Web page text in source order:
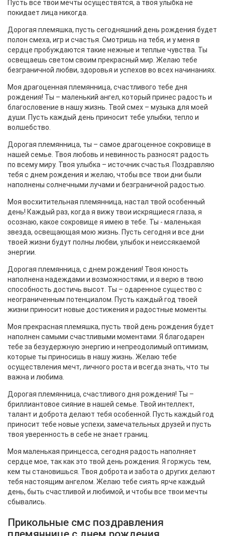
Пусть все твои мечты осуществятся, а твоя улыбка не
покидает лица никогда.
Дорогая племяшка, пусть сегодняшний день рождения будет
полон смеха, игр и счастья. Смотришь на тебя, и у меня в
сердце пробуждаются такие нежные и теплые чувства. Ты
освещаешь светом своим прекрасный мир. Желаю тебе
безграничной любви, здоровья и успехов во всех начинаниях.
Моя драгоценная племянница, счастливого тебе дня
рождения! Ты – маленький ангел, который принес радость и
благословение в нашу жизнь. Твой смех – музыка для моей
души. Пусть каждый день приносит тебе улыбки, тепло и
волшебство.
Дорогая племянница, ты – самое драгоценное сокровище в
нашей семье. Твоя любовь и невинность разносят радость
по всему миру. Твоя улыбка – источник счастья. Поздравляю
тебя с днем рождения и желаю, чтобы все твои дни были
наполнены солнечными лучами и безграничной радостью.
Моя восхитительная племянница, настал твой особенный
день! Каждый раз, когда я вижу твои искрящиеся глаза, я
осознаю, какое сокровище я имею в тебе. Ты - маленькая
звезда, освещающая мою жизнь. Пусть сегодня и все дни
твоей жизни будут полны любви, улыбок и неиссякаемой
энергии.
Дорогая племянница, с днем рождения! Твоя юность
наполнена надеждами и возможностями, и я верю в твою
способность достичь высот. Ты – одаренное существо с
неограниченным потенциалом. Пусть каждый год твоей
жизни приносит новые достижения и радостные моменты.
Моя прекрасная племяшка, пусть твой день рождения будет
наполнен самыми счастливыми моментами. Я благодарен
тебе за безудержную энергию и непреодолимый оптимизм,
которые ты приносишь в нашу жизнь. Желаю тебе
осуществления мечт, личного роста и всегда знать, что ты
важна и любима.
Дорогая племянница, счастливого дня рождения! Ты –
бриллиантовое сияние в нашей семье. Твой интеллект,
талант и доброта делают тебя особенной. Пусть каждый год
приносит тебе новые успехи, замечательных друзей и пусть
твоя уверенность в себе не знает границ.
Моя маленькая принцесса, сегодня радость наполняет
сердце мое, так как это твой день рождения. Я горжусь тем,
кем ты становишься. Твоя доброта и забота о других делают
тебя настоящим ангелом. Желаю тебе сиять ярче каждый
день, быть счастливой и любимой, и чтобы все твои мечты
сбывались.
Прикольные смс поздравления